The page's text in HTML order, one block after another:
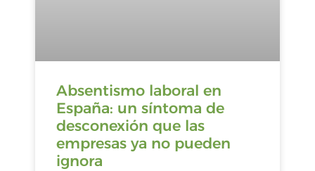
Absentismo laboral en
España: un síntoma de
desconexión que las
empresas ya no pueden
ignora